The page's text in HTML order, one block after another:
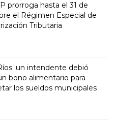
prorroga hasta el 31 de
el Régimen Especial de
Tributaria
un intendente debió
bono alimentario para
los sueldos municipales